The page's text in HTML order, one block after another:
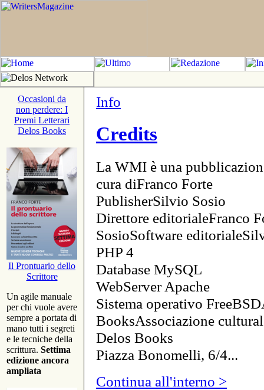
Occasioni da
non perdere: I
Premi Letterari
Delos Books
Il Prontuario dello
Scrittore
Un agile manuale
per chi vuole avere
sempre a portata di
mano tutti i segreti
e le tecniche della
scrittura. Settima
edizione ancora
ampliata
Info
Credits
La WMI è una
cura diFranco Forte
PublisherSilvio Sosio
Direttore editorialeFranco
SosioSoftware
PHP 4
Database MySQL
WebServer Apache
Sistema operativo
BooksAssociazione
Delos Books
Piazza Bonomelli, 6/4...
Continua all'interno >